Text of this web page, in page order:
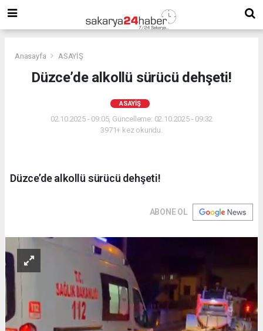
Anasayfa ASAYİŞ
Düzce’de alkollü sürücü dehşeti!
ASAYİŞ
02.10.2025 - 09:05, Güncelleme: 02.10.2025 - 09:32
3971+ kez okundu.
Düzce’de alkollü sürücü dehşeti!
ABONE OL